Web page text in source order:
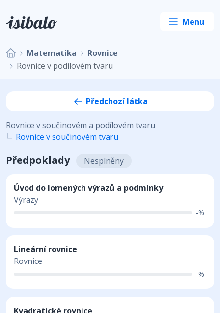
Matematika
Rovnice
Rovnice v podílovém tvaru
Předchozí látka
Rovnice v součinovém a podílovém tvaru
Rovnice v součinovém tvaru
Předpoklady Nesplněny
Úvod do lomených výrazů a podmínky
Výrazy
-%
Lineární rovnice
Rovnice
-%
Kvadratické rovnice